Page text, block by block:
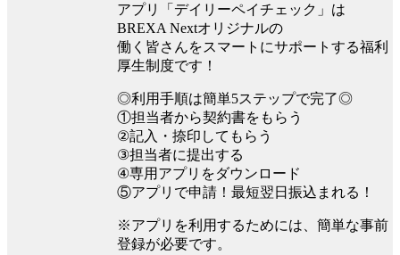
アプリ「デイリーペイチェック」は
BREXA Nextオリジナルの
働く皆さんをスマートにサポートする福利
厚生制度です！
◎利用手順は簡単5ステップで完了◎
①担当者から契約書をもらう
②記入・捺印してもらう
③担当者に提出する
④専用アプリをダウンロード
⑤アプリで申請！最短翌日振込まれる！
※アプリを利用するためには、簡単な事前
登録が必要です。